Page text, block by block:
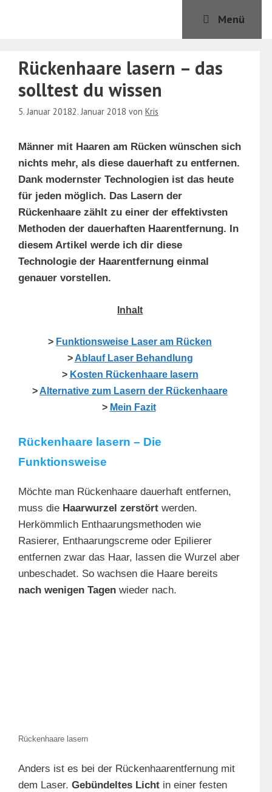
Menü
Rückenhaare lasern – das
solltest du wissen
5. Januar 20182. Januar 2018 von Kris
Männer mit Haaren am Rücken wünschen sich
nichts mehr, als diese dauerhaft zu entfernen.
Dank modernster Technologien ist das heute
für jeden möglich. Das Lasern der
Rückenhaare zählt zu einer der effektivsten
Methoden der dauerhaften Haarentfernung. In
diesem Artikel werde ich dir diese
Technologie der Haarentfernung einmal
genauer vorstellen.
Inhalt
> Funktionsweise Laser am Rücken
> Ablauf Laser Behandlung
> Kosten Rückenhaare lasern
> Alternative zum Lasern der Rückenhaare
> Mein Fazit
Rückenhaare lasern – Die
Funktionsweise
Möchte man Rückenhaare dauerhaft entfernen,
muss die Haarwurzel zerstört werden.
Herkömmlich Enthaarungsmethoden wie
Rasierer, Enthaarungscreme oder Epilierer
entfernen zwar das Haar, lassen die Wurzel aber
unbeschadet. So wachsen die Haare bereits
nach wenigen Tagen wieder nach.
Rückenhaare lasern
Anders ist es bei der Rückenhaarentfernung mit
dem Laser. Gebündeltes Licht in einer festen